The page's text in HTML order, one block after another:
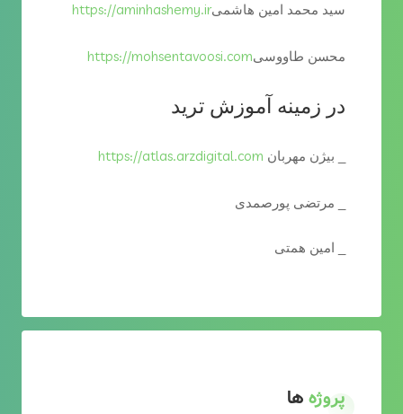
سید محمد امین هاشمیhttps://aminhashemy.ir
محسن طاووسیhttps://mohsentavoosi.com
در زمینه آموزش ترید
_ بیژن مهربان https://atlas.arzdigital.com
_ مرتضی پورصمدی
_ امین همتی
پروژهها